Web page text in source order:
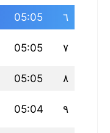
٦ 05:05
٧ 05:05
٨ 05:05
٩ 05:04